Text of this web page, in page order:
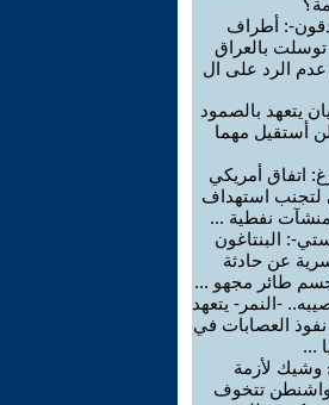
: أطراف
بالعراق
الرد على ال
يتعهد بالصمود
أستقيل مهما
اتفاق أمريكي
لتجنب استهداف
نفطية ...
: البنتاغون
عن حادثة
طائر مجهو ...
-النمر- يتعهد
العصابات في
...
وشيك لأزمة
تتخوف